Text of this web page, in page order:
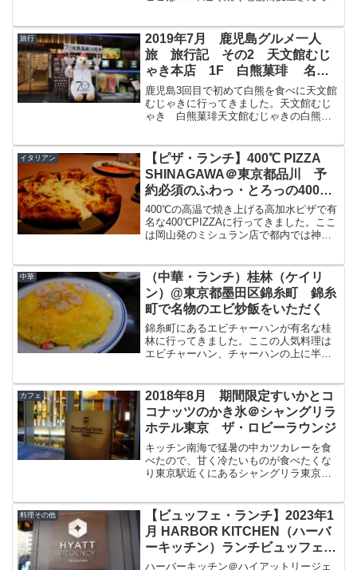
本店さんでいただいた天丼についてブロ
グで紹介したいと思...
旅行
2019年7月 鹿児島グルメ一人
旅 旅行記 その2 天文館むじ
ゃき本店 1F 白熊菓琲 名物
しろくまをいただく
鹿児島3回目で初めて白熊を食べに天文館
むじゃきに行ってきました。天文館むじ
ゃき 白熊菓琲天文館むじゃきの白熊
されました。白蜜、赤蜜をかけたみぞ
れ、蜜かけのようなシ...
イタリアン
【ピザ・ランチ】400℃ PIZZA
SHINAGAWA＠東京都品川 予
約必須のふわっ・とろっの400℃
の高温で焼き上げる高加水ピザ
400℃の高温で焼き上げる高加水ピザで有
名な400℃PIZZAに行ってきました。ここ
は岡山発のミシュラン店で都内では神楽
ほぼ予約が取れない超予約困難店、品川
店も現...
中華
（中華・ランチ）桂林（ケイリ
ン）@東京都墨田区錦糸町 錦糸
町で名物のエビ炒飯をいただく
錦糸町にあるエビチャーハンが有名な桂
林に行ってきました。ここの人気料理は
エビチャーハン、チャーハンの上に半熟
はこの桂林についてブログで紹介したい
と思います。桂林桂林 公...
カフェ
2018年8月 期間限定すいかとコ
コナッツのかき氷＠シャングリラ
ホテル東京 ザ・ロビーラウンジ
キッチン南海で猛暑の中カツカレーを食
べたので、甘く冷たいものが食べたくな
り東京駅近くにあるシャングリラ東京の
シャングリラホテルです。同じ香港に本
籍を置くマンダリンオリエ...
料理その他
【ビュッフェ・ランチ】2023年1
月 HARBOR KITCHEN（ハーバ
ーキッチン）ランチビュッフェ＠
ハイアットリージェンシー横浜
ハーバーキッチン＠ハイアットリージェ